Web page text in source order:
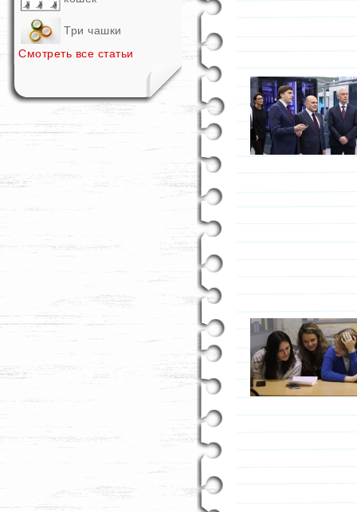
Три чашки
Смотреть все статьи